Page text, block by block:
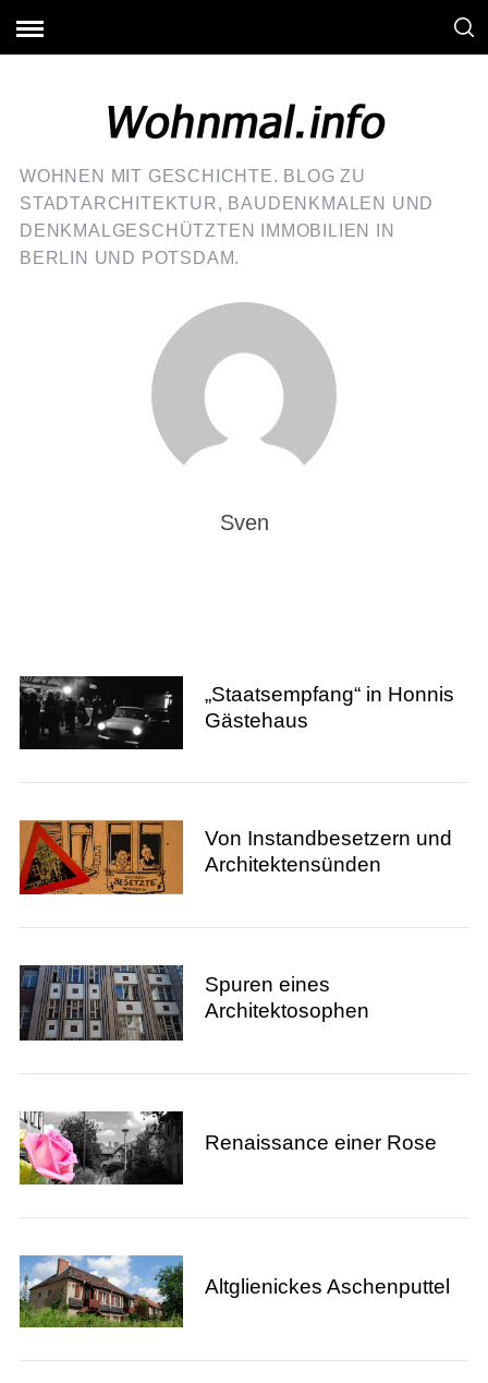
WOHNEN MIT GESCHICHTE. BLOG ZU
STADTARCHITEKTUR, BAUDENKMALEN UND
DENKMALGESCHÜTZTEN IMMOBILIEN IN
BERLIN UND POTSDAM.
Sven
„Staatsempfang“ in Honnis
Gästehaus
Von Instandbesetzern und
Architektensünden
Spuren eines
Architektosophen
Renaissance einer Rose
Altglienickes Aschenputtel